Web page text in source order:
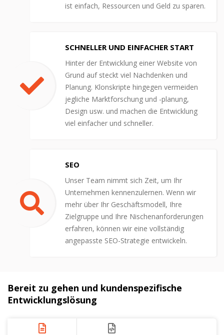
ist einfach, Ressourcen und Geld zu sparen.
SCHNELLER UND EINFACHER START
Hinter der Entwicklung einer Website von
Grund auf steckt viel Nachdenken und
Planung. Klonskripte hingegen vermeiden
jegliche Marktforschung und -planung,
Design usw. und machen die Entwicklung
viel einfacher und schneller.
SEO
Unser Team nimmt sich Zeit, um Ihr
Unternehmen kennenzulernen. Wenn wir
mehr über Ihr Geschäftsmodell, Ihre
Zielgruppe und Ihre Nischenanforderungen
erfahren, können wir eine vollständig
angepasste SEO-Strategie entwickeln.
Bereit zu gehen und kundenspezifische
Entwicklungslösung